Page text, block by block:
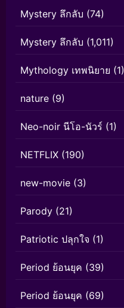
Mystery ลึกลับ (74)
Mystery ลึกลับ (1,011)
Mythology เทพนิยาย (1)
nature (9)
Neo-noir นีโอ-นัวร์ (1)
NETFLIX (190)
new-movie (3)
Parody (21)
Patriotic ปลุกใจ (1)
Period ย้อนยุค (39)
Period ย้อนยุค (69)